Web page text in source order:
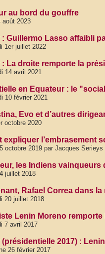
au bord du gouffre
août 2023
: Guillermo Lasso affaibli
1er juillet 2022
: La droite remporte la
14 avril 2021
en Equateur : le
10 février 2021
Evo et d’autres
octobre 2020
expliquer l’embrasement
octobre 2019 par Jacques Serieys
les Indiens
juillet 2018
Rafael Correa dans
20 juillet 2018
Lenin Moreno
7 avril 2017
(présidentielle 2017) :
26 février 2017